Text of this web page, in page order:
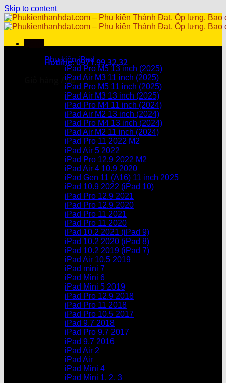
Skip to content
Hotline: 0971.99.32.32
Giỏ hàng /0₫
Chưa có sản phẩm trong giỏ hàng.
Chưa có sản phẩm trong giỏ hàng.
Danh mục sản phẩm
Phụ kiện iPad
iPad Pro M5 13 inch (2025)
iPad Air M3 11 inch (2025)
iPad Pro M5 11 inch (2025)
iPad Air M3 13 inch (2025)
iPad Pro M4 11 inch (2024)
iPad Air M2 13 inch (2024)
iPad Pro M4 13 inch (2024)
iPad Air M2 11 inch (2024)
iPad Pro 11 2022 M2
iPad Air 5 2022
iPad Pro 12.9 2022 M2
iPad Air 4 10.9 2020
iPad Gen 11 (A16) 11 inch 2025
iPad 10.9 2022 (iPad 10)
iPad Pro 12.9 2021
iPad Pro 12.9.2020
iPad Pro 11 2021
iPad Pro 11 2020
iPad 10.2 2021 (iPad 9)
iPad 10.2 2020 (iPad 8)
iPad 10.2 2019 (iPad 7)
iPad Air 10.5 2019
iPad mini 7
iPad Mini 6
iPad Mini 5 2019
iPad Pro 12.9 2018
iPad Pro 11 2018
iPad Pro 10.5 2017
iPad 9.7 2018
iPad Pro 9.7 2017
iPad 9.7 2016
iPad Air 2
iPad Air
iPad Mini 4
iPad Mini 1, 2, 3